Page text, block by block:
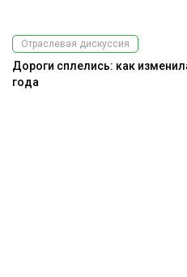
Отраслевая дискуссия
Дороги сплелись: как
года